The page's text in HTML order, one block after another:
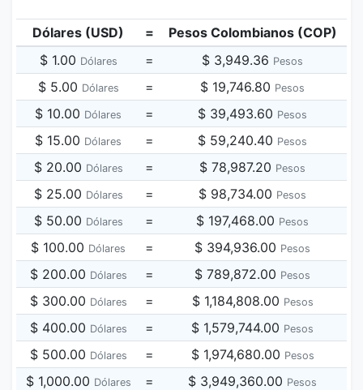
Dólares (USD) =
Pesos Colombianos (COP)
$ 1.00 Dólares = $ 3,949.36 Pesos
$ 5.00 Dólares = $ 19,746.80 Pesos
$ 10.00 Dólares = $ 39,493.60 Pesos
$ 15.00 Dólares = $ 59,240.40 Pesos
$ 20.00 Dólares = $ 78,987.20 Pesos
$ 25.00 Dólares = $ 98,734.00 Pesos
$ 50.00 Dólares = $ 197,468.00 Pesos
$ 100.00 Dólares = $ 394,936.00 Pesos
$ 200.00 Dólares = $ 789,872.00 Pesos
$ 300.00 Dólares = $ 1,184,808.00 Pesos
$ 400.00 Dólares = $ 1,579,744.00 Pesos
$ 500.00 Dólares = $ 1,974,680.00 Pesos
$ 1,000.00 Dólares = $ 3,949,360.00 Pesos